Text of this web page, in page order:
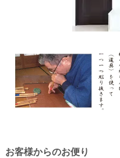
お客様からのお便り